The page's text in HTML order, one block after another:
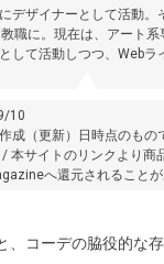
デザイナーとして活動。
職に。現在は、アート
して活動しつつ、Webラ
10
成（更新）日時点のもの
本サイトのリンクより商
へ還元されることが
、コーデの脇役的な